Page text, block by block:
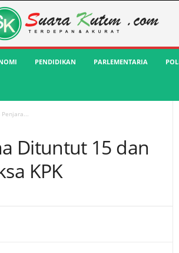
PENDIDIKAN PARLEMENTARIA
Dituntut 15 dan
KPK